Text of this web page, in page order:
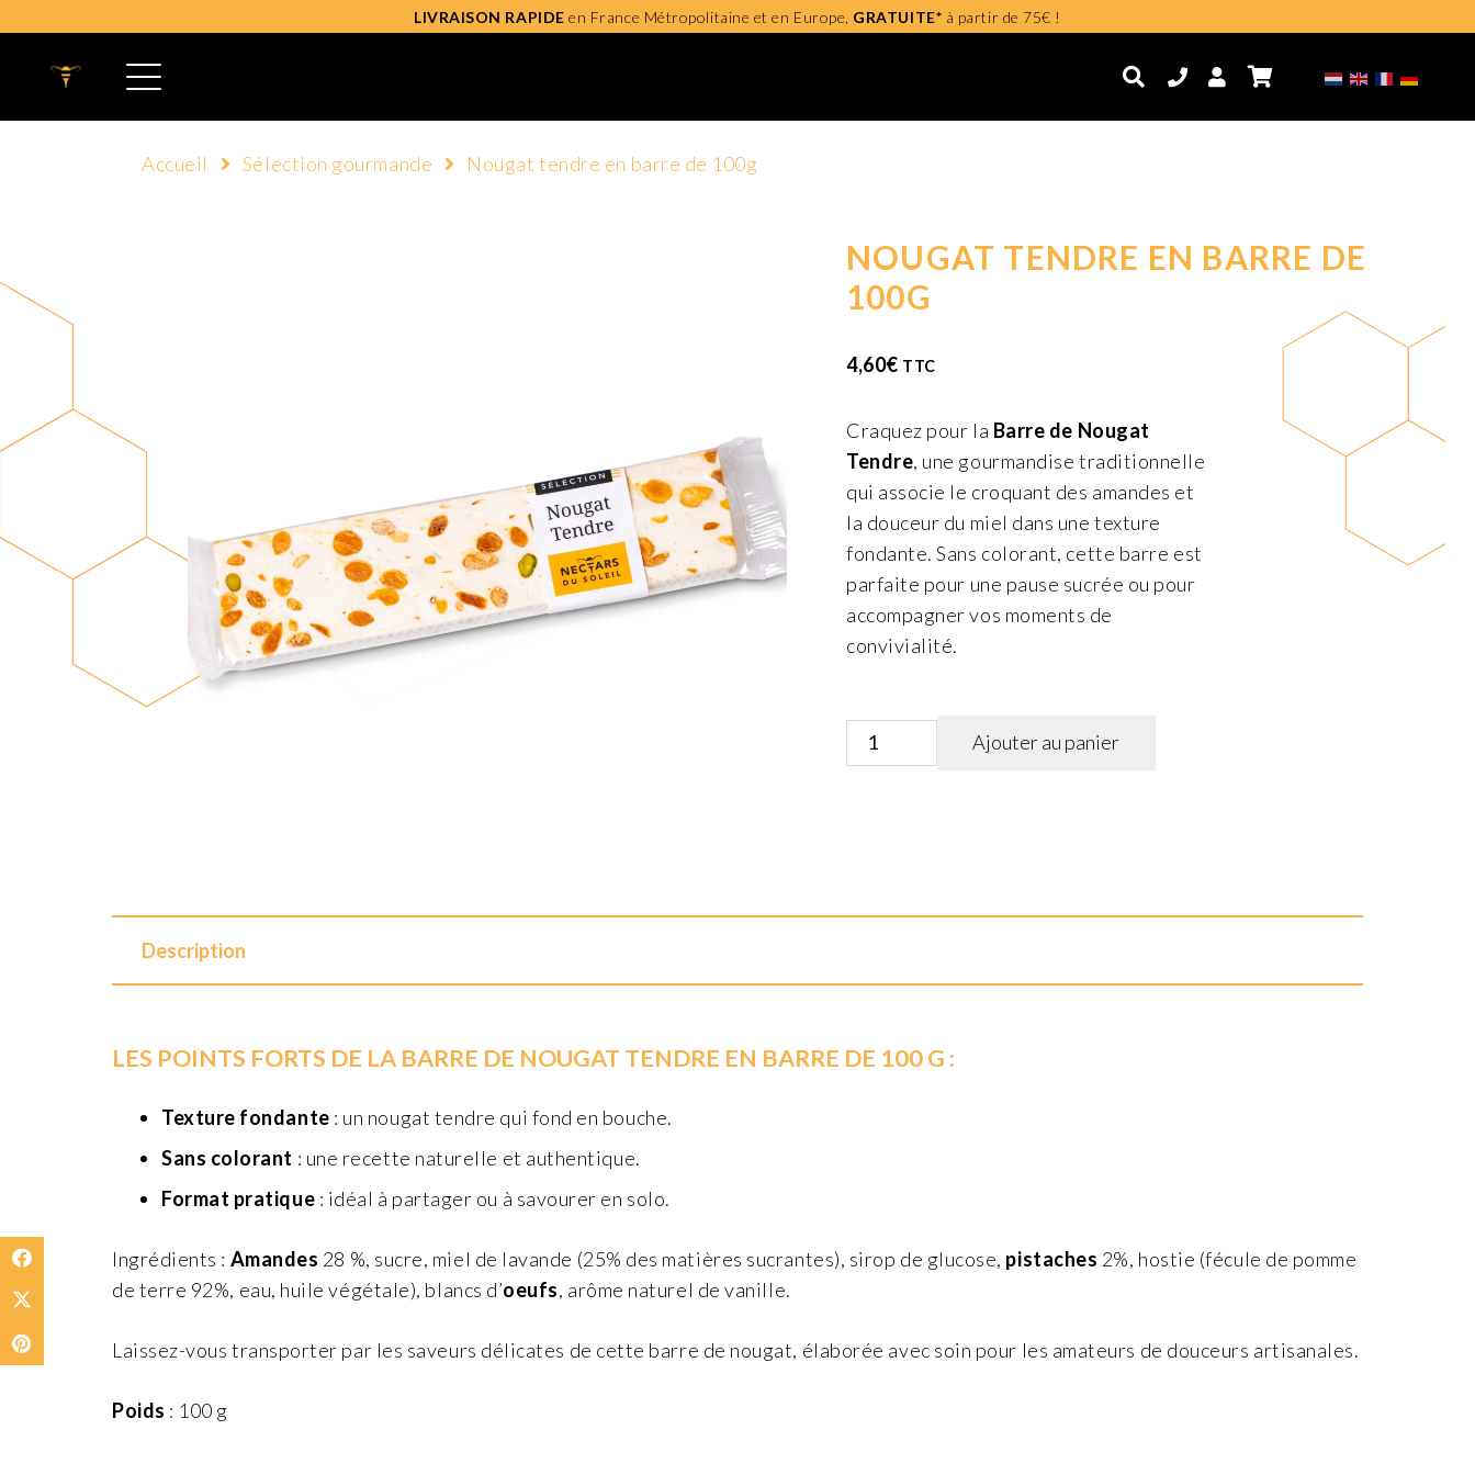
LIVRAISON RAPIDE en France Métropolitaine et en Europe, GRATUITE* à partir de 75€ !
Accueil Sélection gourmande Nougat tendre en barre de 100g
NOUGAT TENDRE EN BARRE DE
100G
4,60€ TTC
Craquez pour la Barre de Nougat
Tendre, une gourmandise traditionnelle
qui associe le croquant des amandes et
la douceur du miel dans une texture
fondante. Sans colorant, cette barre est
parfaite pour une pause sucrée ou pour
accompagner vos moments de
convivialité.
quantité
de
de
Ajouter au panier
Description
LES POINTS FORTS DE LA BARRE DE NOUGAT TENDRE EN BARRE DE 100 G :
Texture fondante : un nougat tendre qui fond en bouche.
Sans colorant : une recette naturelle et authentique.
Format pratique : idéal à partager ou à savourer en solo.
Ingrédients : Amandes 28 %, sucre, miel de lavande (25% des matières sucrantes), sirop de glucose, pistaches 2%, hostie (fécule de pomme
de terre 92%, eau, huile végétale), blancs d’oeufs, arôme naturel de vanille.
Laissez-vous transporter par les saveurs délicates de cette barre de nougat, élaborée avec soin pour les amateurs de douceurs artisanales.
Poids : 100 g